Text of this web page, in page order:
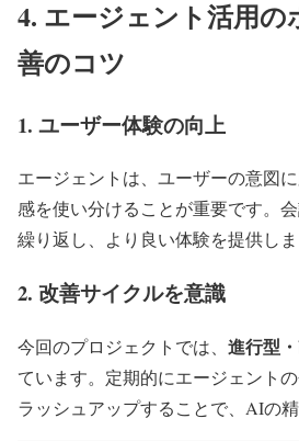
4. エージェント活用の
善のコツ
1. ユーザー体験の向上
エージェントは、ユーザーの意図
感を使い分けることが重要です。
繰り返し、より良い体験を提供しま
2. 改善サイクルを意識
今回のプロジェクトでは、 進行型
ています。定期的にエージェント
ラッシュアップすることで、AIの精